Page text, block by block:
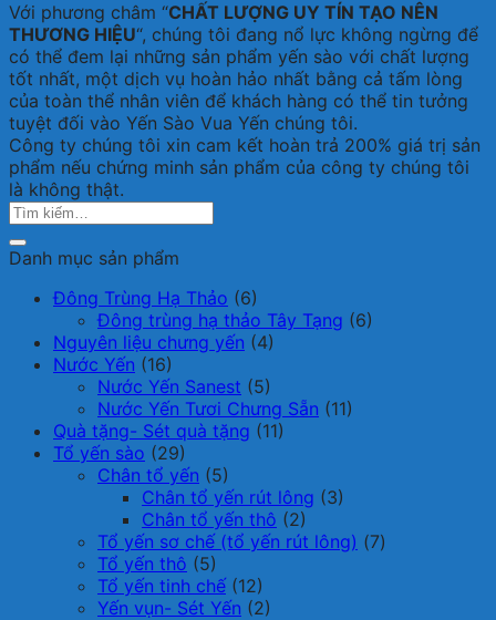
Với phương châm “CHẤT LƯỢNG UY TÍN TẠO NÊN
THƯƠNG HIỆU“, chúng tôi đang nổ lực không ngừng để
có thể đem lại những sản phẩm yến sào với chất lượng
tốt nhất, một dịch vụ hoàn hảo nhất bằng cả tấm lòng
của toàn thể nhân viên để khách hàng có thể tin tưởng
tuyệt đối vào Yến Sào Vua Yến chúng tôi.
Công ty chúng tôi xin cam kết hoàn trả 200% giá trị sản
phẩm nếu chứng minh sản phẩm của công ty chúng tôi
là không thật.
Danh mục sản phẩm
Đông Trùng Hạ Thảo (6)
Đông trùng hạ thảo Tây Tạng (6)
Nguyên liệu chưng yến (4)
Nước Yến (16)
Nước Yến Sanest (5)
Nước Yến Tươi Chưng Sẵn (11)
Quà tặng- Sét quà tặng (11)
Tổ yến sào (29)
Chân tổ yến (5)
Chân tổ yến rút lông (3)
Chân tổ yến thô (2)
Tổ yến sơ chế (tổ yến rút lông) (7)
Tổ yến thô (5)
Tổ yến tinh chế (12)
Yến vụn- Sét Yến (2)